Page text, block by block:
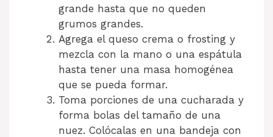
grande hasta que no queden
grumos grandes.
Agrega el queso crema o frosting y
mezcla con la mano o una espátula
hasta tener una masa homogénea
que se pueda formar.
Toma porciones de una cucharada y
forma bolas del tamaño de una
nuez. Colócalas en una bandeja con